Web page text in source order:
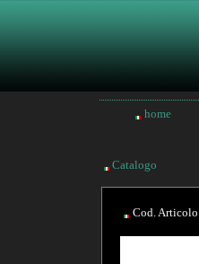
home
Catalogo
Cod.